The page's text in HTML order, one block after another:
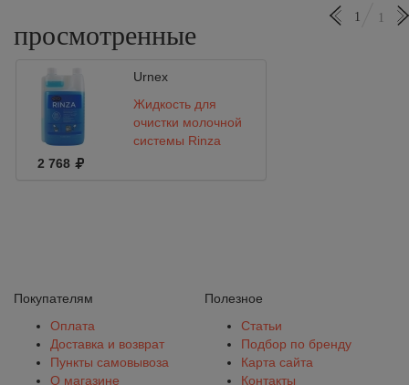
просмотренные
1 1
Urnex
Жидкость для
очистки молочной
системы Rinza
2 768
Покупателям
Оплата
Доставка и возврат
Пункты самовывоза
О магазине
Полезное
Статьи
Подбор по бренду
Карта сайта
Контакты